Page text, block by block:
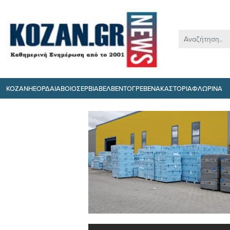
ΚΟΖΑΝΗΕΟΡΔΑΙΑΒΟΙΟΣΕΡΒΙΑΒΕΛΒΕΝΤΟΓΡΕΒΕΝΑΚΑΣΤΟΡΙΑΦΛΩΡΙΝΑ